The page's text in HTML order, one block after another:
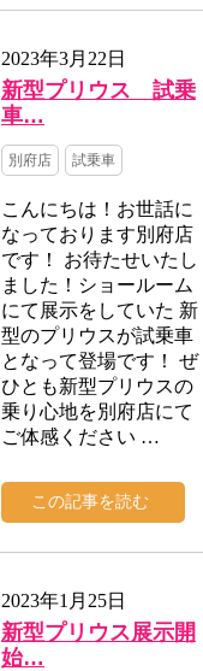
2023年3月22日
新型プリウス 試乗
車…
別府店 試乗車
こんにちは！お世話に
なっております別府店
です！ お待たせいたし
ました！ショールーム
にて展示をしていた 新
型のプリウスが試乗車
となって登場です！ ぜ
ひとも新型プリウスの
乗り心地を別府店にて
ご体感ください …
この記事を読む
2023年1月25日
新型プリウス展示開
始…